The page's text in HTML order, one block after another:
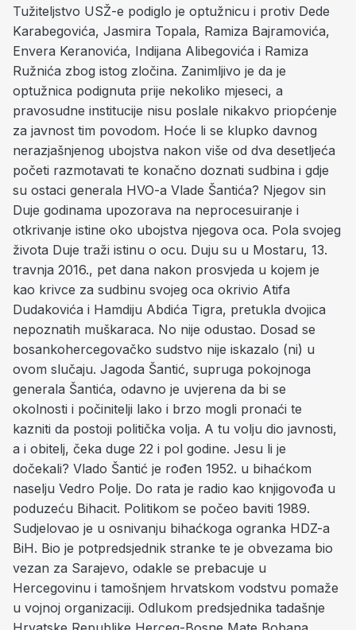
Tužiteljstvo USŽ-e podiglo je optužnicu i protiv Dede
Karabegovića, Jasmira Topala, Ramiza Bajramovića,
Envera Keranovića, Indijana Alibegovića i Ramiza
Ružnića zbog istog zločina. Zanimljivo je da je
optužnica podignuta prije nekoliko mjeseci, a
pravosudne institucije nisu poslale nikakvo priopćenje
za javnost tim povodom. Hoće li se klupko davnog
nerazjašnjenog ubojstva nakon više od dva desetljeća
početi razmotavati te konačno doznati sudbina i gdje
su ostaci generala HVO-a Vlade Šantića? Njegov sin
Duje godinama upozorava na neprocesuiranje i
otkrivanje istine oko ubojstva njegova oca. Pola svojeg
života Duje traži istinu o ocu. Duju su u Mostaru, 13.
travnja 2016., pet dana nakon prosvjeda u kojem je
kao krivce za sudbinu svojeg oca okrivio Atifa
Dudakovića i Hamdiju Abdića Tigra, pretukla dvojica
nepoznatih muškaraca. No nije odustao. Dosad se
bosankohercegovačko sudstvo nije iskazalo (ni) u
ovom slučaju. Jagoda Šantić, supruga pokojnoga
generala Šantića, odavno je uvjerena da bi se
okolnosti i počinitelji lako i brzo mogli pronaći te
kazniti da postoji politička volja. A tu volju dio javnosti,
a i obitelj, čeka duge 22 i pol godine. Jesu li je
dočekali? Vlado Šantić je rođen 1952. u bihaćkom
naselju Vedro Polje. Do rata je radio kao knjigovođa u
poduzeću Bihacit. Politikom se počeo baviti 1989.
Sudjelovao je u osnivanju bihaćkoga ogranka HDZ-a
BiH. Bio je potpredsjednik stranke te je obvezama bio
vezan za Sarajevo, odakle se prebacuje u
Hercegovinu i tamošnjem hrvatskom vodstvu pomaže
u vojnoj organizaciji. Odlukom predsjednika tadašnje